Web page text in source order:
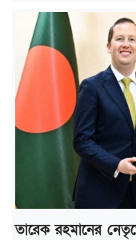
তারেক রহমানের